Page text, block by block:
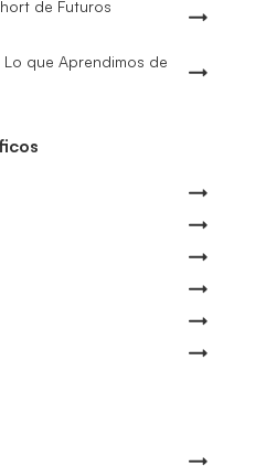
de Futuros
que Aprendimos de